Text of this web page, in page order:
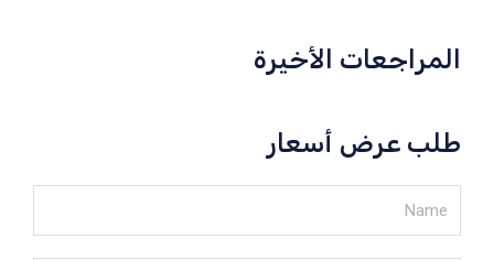
المراجعات الأخيرة
طلب عرض أسعار